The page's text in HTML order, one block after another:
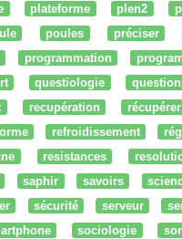
plateforme plen2
poules préciser
programmation
questiologie
recupération récupérer
refroidissement
resistances
saphir savoirs
sécurité serveur
sociologie